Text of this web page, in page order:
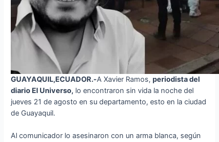
GUAYAQUIL,ECUADOR.-A Xavier Ramos,periodista del
diario El Universo, lo encontraron sin vida la noche del
jueves 21 de agosto en su departamento, esto en la ciudad
de Guayaquil.
Al comunicador lo asesinaron con un arma blanca, según